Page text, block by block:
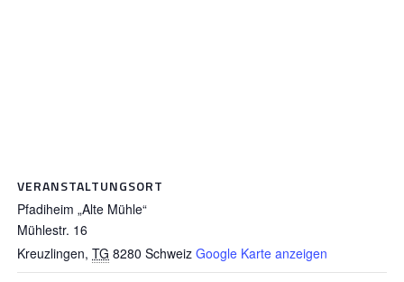
VERANSTALTUNGSORT
Pfadiheim „Alte Mühle“
Mühlestr. 16
Kreuzlingen, TG 8280 Schweiz Google Karte anzeigen